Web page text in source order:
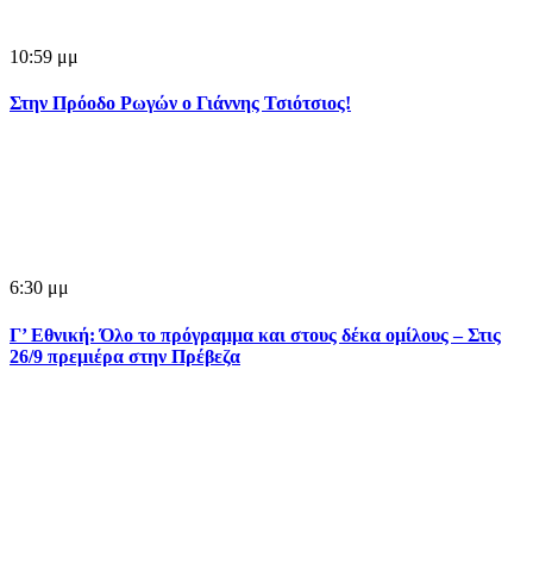
10:59 μμ
Στην Πρόοδο Ρωγών ο Γιάννης Τσιότσιος!
6:30 μμ
Γ’ Εθνική: Όλο το πρόγραμμα και στους δέκα ομίλους – Στις
26/9 πρεμιέρα στην Πρέβεζα